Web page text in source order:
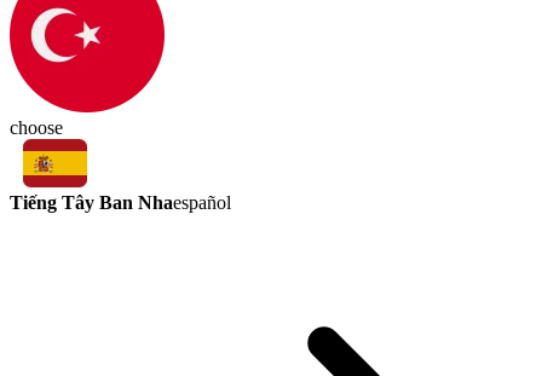
choose
Tiếng Tây Ban Nhaespañol